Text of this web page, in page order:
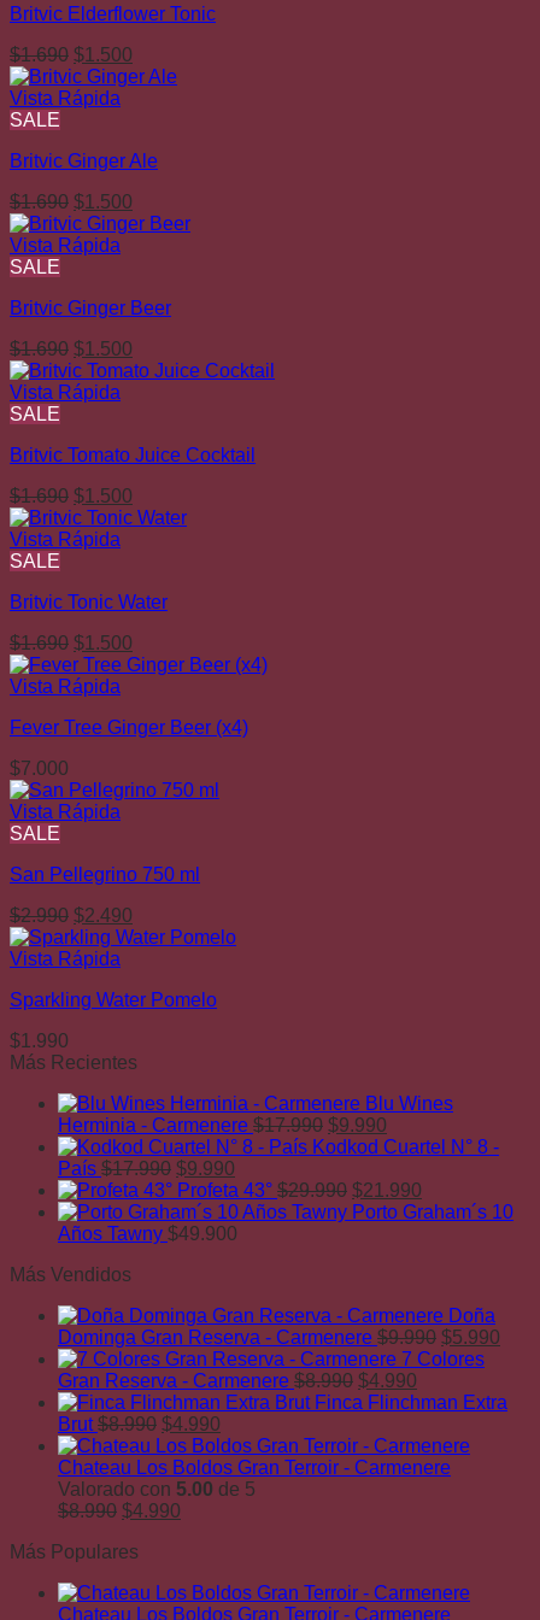
Britvic Elderflower Tonic
$1.690 El
precio
original
$1.500
precio
Vista Rápida
SALE
Britvic Ginger Ale
$1.690 El
precio
original
$1.500
precio
Vista Rápida
SALE
Britvic Ginger Beer
$1.690 El
precio
original
$1.500
precio
Vista Rápida
SALE
Britvic Tomato Juice Cocktail
$1.690 El
precio
original
$1.500
precio
Vista Rápida
SALE
Britvic Tonic Water
$1.690 El
precio
original
$1.690.
$1.500
precio
$1.500.
Vista Rápida
Fever Tree Ginger Beer (x4)
$7.000
Vista Rápida
SALE
San Pellegrino 750 ml
$2.990 El
precio
original
$2.990.
$2.490
precio
$2.490.
Vista Rápida
Sparkling Water Pomelo
$1.990
Más Recientes
Blu Wines
Herminia - Carmenere $17.990 El
precio
era:
$17.990.
$9.990
precio
es:
$9.990.
Kodkod Cuartel N° 8 -
País $17.990 El
precio
original
era:
$9.990
precio
actual
es:
Profeta 43° $29.990 El
precio
$21.990
precio
Porto Graham´s 10
Años Tawny $49.900
Más Vendidos
Doña
Dominga Gran Reserva - Carmenere $9.990 El
precio
era:
$5.990
es:
7 Colores
Gran Reserva - Carmenere $8.990 El
precio
era:
$8.990.
$4.990
precio
es:
$4.990.
Finca Flinchman Extra
Brut $8.990 El
precio
original
era:
$8.990.
$4.990
precio
actual
es:
Chateau Los Boldos Gran Terroir - Carmenere
Valorado con 5.00 de 5
$8.990 El
original
$8.990.
$4.990
$4.990.
Más Populares
Chateau Los Boldos Gran Terroir - Carmenere